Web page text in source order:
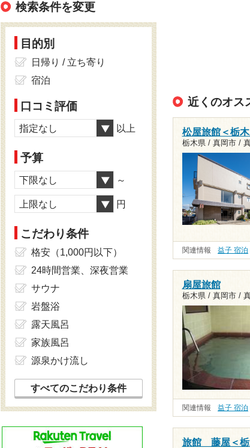
近くのオス
松屋旅館＜栃
栃木県 / 真岡市 /
関連情報 益子 宿泊
扇屋旅館
栃木県 / 真岡市 /
関連情報 益子 宿泊
旅館 藤屋＜栃
検索条件を変更
目的別
日帰り / 立ち寄り
宿泊
口コミ評価
指定なし 以上
予算
下限なし ～
上限なし 円
こだわり条件
格安（1,000円以下）
24時間営業、深夜営業
サウナ
岩盤浴
露天風呂
家族風呂
源泉かけ流し
すべてのこだわり条件